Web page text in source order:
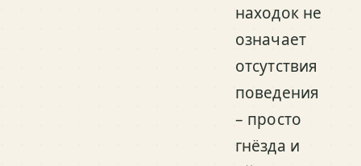
находок не
означает
отсутствия
поведения
– просто
гнёзда и